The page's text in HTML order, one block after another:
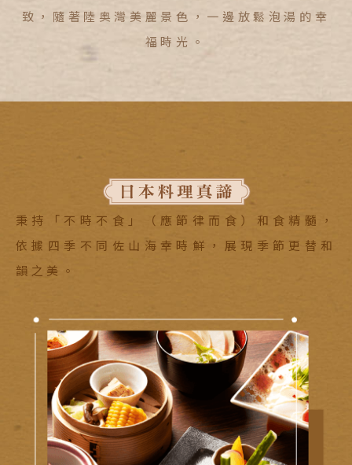
致，隨著陸奥灣美麗景色，一邊放鬆泡湯的幸
福時光。
秉持「不時不食」（應節律而食）和食精髓，
依據四季不同佐山海幸時鮮，展現季節更替和
韻之美。